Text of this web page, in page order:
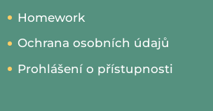
Homework
Ochrana osobních údajů
Prohlášení o přístupnosti